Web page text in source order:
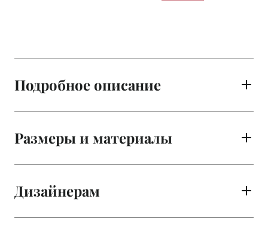
Подробное описание
Размеры и материалы
Дизайнерам